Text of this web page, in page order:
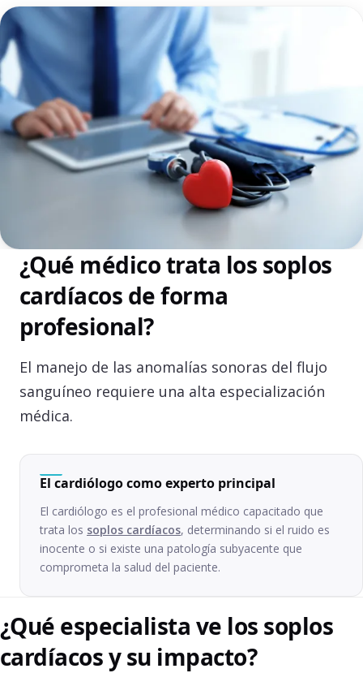
¿Qué médico trata los soplos
cardíacos de forma
profesional?
El manejo de las anomalías sonoras del flujo
sanguíneo requiere una alta especialización
médica.
El cardiólogo como experto principal
El cardiólogo es el profesional médico capacitado que
trata los soplos cardíacos, determinando si el ruido es
inocente o si existe una patología subyacente que
comprometa la salud del paciente.
¿Qué especialista ve los soplos
cardíacos y su impacto?